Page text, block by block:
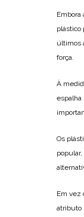
Embora
plástico
últimos
força.
À
espalha
Os
Em vez
atributo